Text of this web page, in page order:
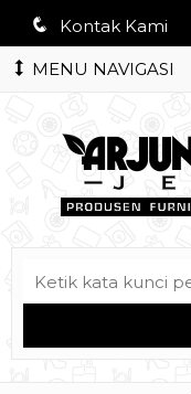
q Kontak Kami
MENU NAVIGASI